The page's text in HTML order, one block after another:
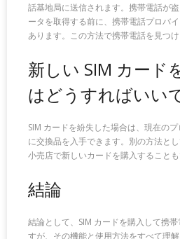
話基地局に送信されます。携帯電話が
ータを取得する前に、携帯電話プロバ
あります。この方法で携帯電話を見つけ
新しい SIM カード
はどうすればいい
SIM カードを紛失した場合は、現在の
に交換品を入手できます。別の方法と
小売店で新しいカードを購入することも
結論
結論として、SIM カードを購入して携
すが、その機能と使用方法をすべて理